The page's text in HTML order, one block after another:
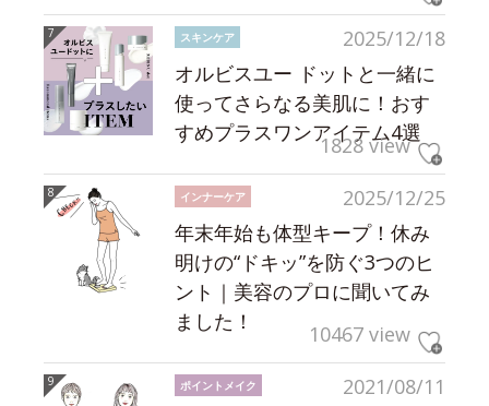
2025/12/18
スキンケア
オルビスユー ドットと一緒に
使ってさらなる美肌に！おす
すめプラスワンアイテム4選
1828 view
2025/12/25
インナーケア
年末年始も体型キープ！休み
明けの“ドキッ”を防ぐ3つのヒ
ント｜美容のプロに聞いてみ
ました！
10467 view
2021/08/11
ポイントメイク